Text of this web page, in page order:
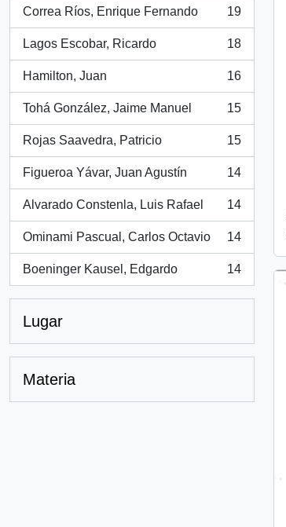
Correa Ríos, Enrique Fernando
, 19 resultados
19
Lagos Escobar, Ricardo
, 18 resultados
18
Hamilton, Juan
, 16 resultados
16
Tohá González, Jaime Manuel
, 15 resultados
15
Rojas Saavedra, Patricio
, 15 resultados
15
Figueroa Yávar, Juan Agustín
, 14 resultados
14
Alvarado Constenla, Luis Rafael
, 14 resultados
14
Ominami Pascual, Carlos Octavio
, 14 resultados
14
Boeninger Kausel, Edgardo
, 14 resultados
14
Lugar
Materia